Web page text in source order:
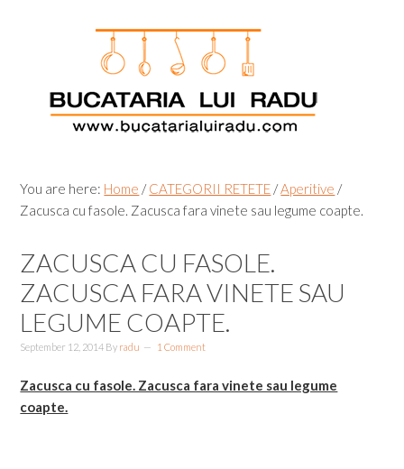
You are here: Home / CATEGORII RETETE /Aperitive /
Zacusca cu fasole. Zacusca fara vinete sau legume coapte.
ZACUSCA CU FASOLE.
ZACUSCA FARA VINETE SAU
LEGUME COAPTE.
September 12, 2014 By radu 1 Comment
Zacusca cu fasole. Zacusca fara vinete sau legume
coapte.